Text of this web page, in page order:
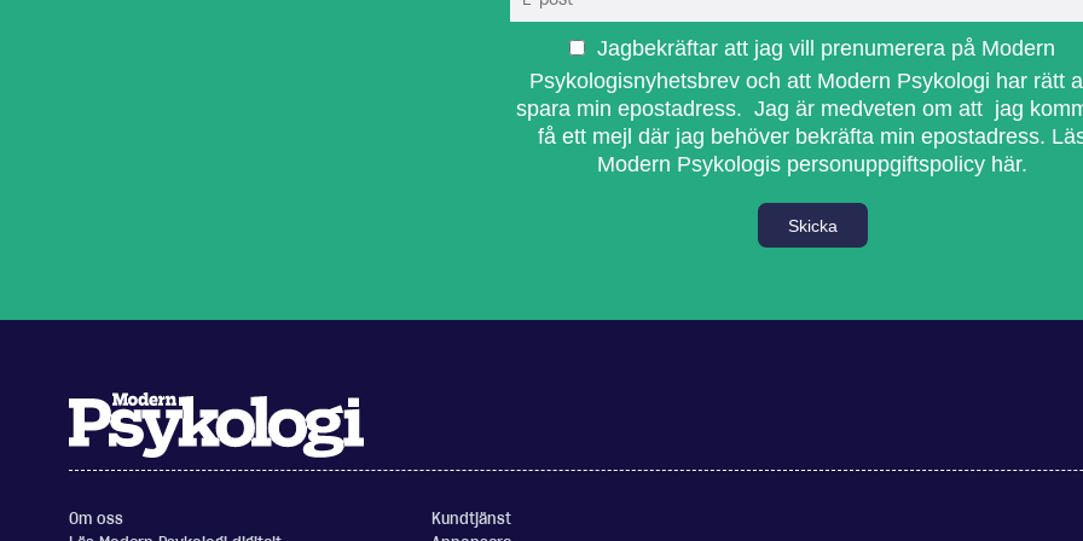
Jagbekräftar att jag vill prenumerera på Modern
Psykologisnyhetsbrev och att Modern Psykologi har rätt
spara min epostadress. Jag är medveten om att jag
få ett mejl där jag behöver bekräfta min epostadress.
Modern Psykologis personuppgiftspolicy här.
Skicka
Om oss
Kundtjänst